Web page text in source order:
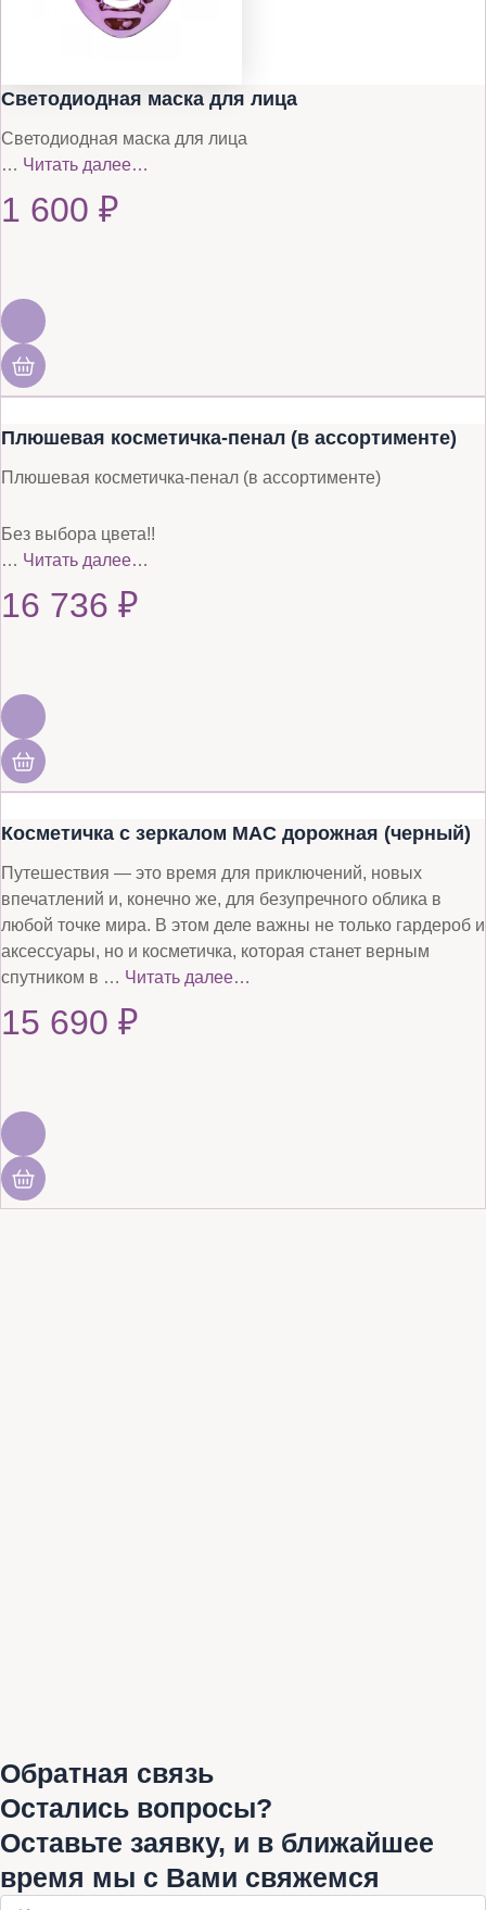
Светодиодная маска для лица
Светодиодная маска для лица
… Читать далее…
1 600 ₽
Плюшевая косметичка-пенал (в ассортименте)
Плюшевая косметичка-пенал (в ассортименте)
Без выбора цвета!!
… Читать далее…
16 736 ₽
Косметичка с зеркалом MAC дорожная (черный)
Путешествия — это время для приключений, новых
впечатлений и, конечно же, для безупречного облика в
любой точке мира. В этом деле важны не только гардероб и
аксессуары, но и косметичка, которая станет верным
спутником в … Читать далее…
15 690 ₽
Обратная связь
Остались вопросы?
Оставьте заявку, и в ближайшее
время мы с Вами свяжемся